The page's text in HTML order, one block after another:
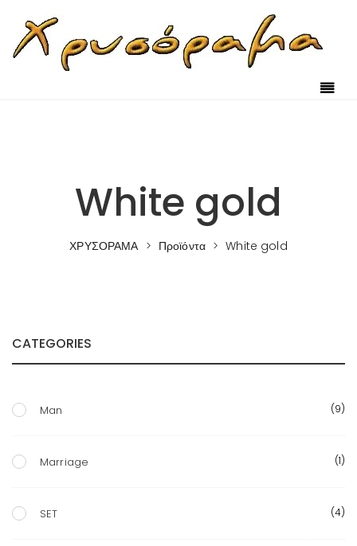
White gold
ΧΡΥΣΟΡΑΜΑ > Προϊόντα > White gold
CATEGORIES
Man (9)
Marriage (1)
SET (4)